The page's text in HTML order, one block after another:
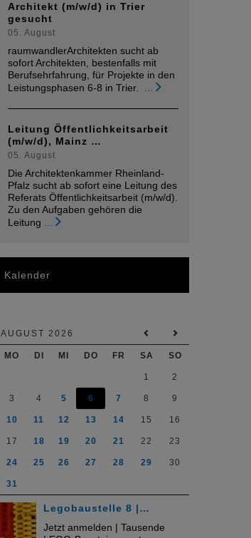
Architekt (m/w/d) in Trier
gesucht
05. August
raumwandlerArchitekten sucht ab
sofort Architekten, bestenfalls mit
Berufsehrfahrung, für Projekte in den
Leistungsphasen 6-8 in Trier.
Leitung Öffentlichkeitsarbeit
(m/w/d), Mainz …
05. August
Die Architektenkammer Rheinland-
Pfalz sucht ab sofort eine Leitung des
Referats Öffentlichkeitsarbeit (m/w/d).
Zu den Aufgaben gehören die
Leitung
Kalender
AUGUST 2026
MO DI MI DO FR SA SO
1 2
3 4 5 6 7 8 9
10 11 12 13 14 15 16
17 18 19 20 21 22 23
24 25 26 27 28 29 30
31
Legobaustelle 8 |…
Jetzt anmelden | Tausende